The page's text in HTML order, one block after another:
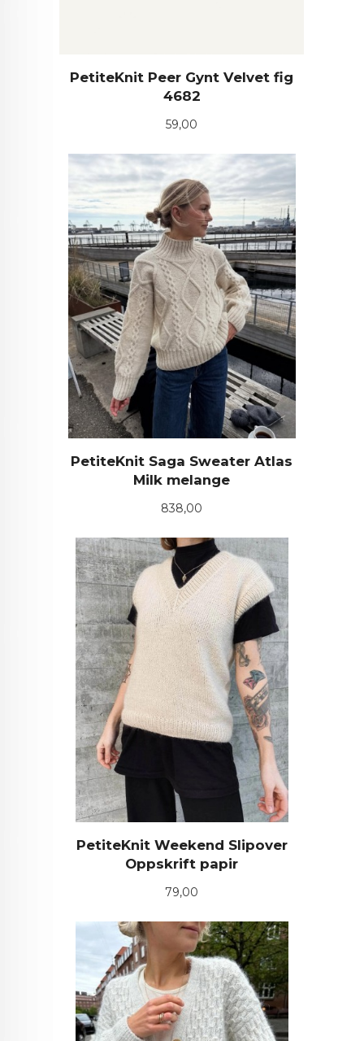
PetiteKnit Peer Gynt Velvet fig
4682
Pris
59,00
PetiteKnit Saga Sweater Atlas
Milk melange
Pris
838,00
PetiteKnit Weekend Slipover
Oppskrift papir
Pris
79,00